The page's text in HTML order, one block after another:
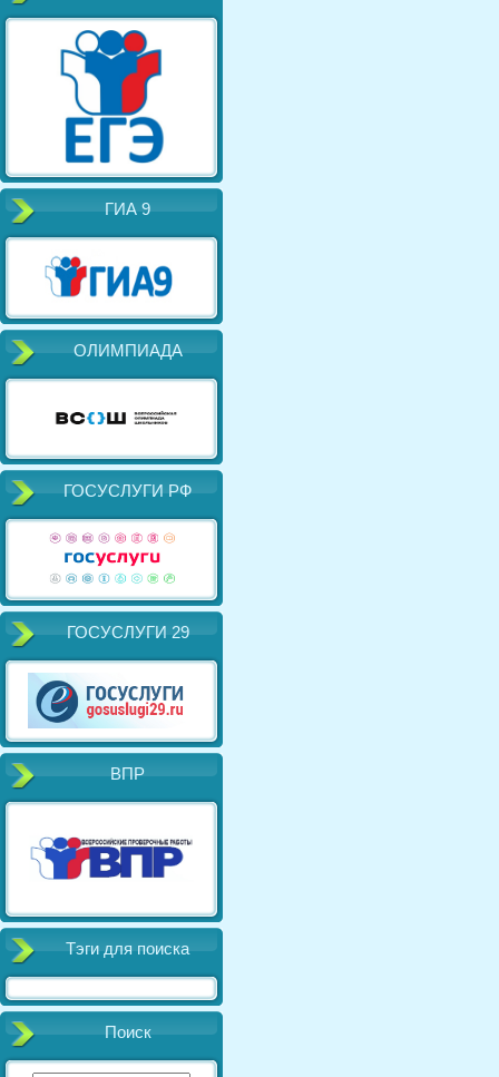
ГИА 9
ОЛИМПИАДА
ГОСУСЛУГИ РФ
ГОСУСЛУГИ 29
ВПР
Тэги для поиска
Поиск